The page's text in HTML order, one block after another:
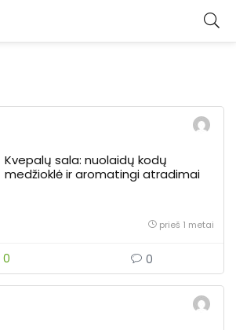
Kvepalų sala: nuolaidų kodų
medžioklė ir aromatingi atradimai
prieš 1 metai
0 0